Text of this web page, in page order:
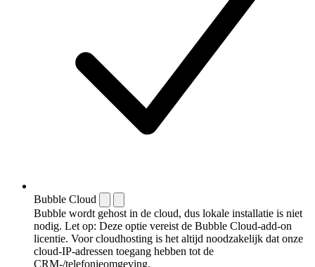
Bubble Cloud
Bubble wordt gehost in de cloud, dus lokale installatie is niet
nodig. Let op: Deze optie vereist de Bubble Cloud-add-on
licentie. Voor cloudhosting is het altijd noodzakelijk dat onze
cloud-IP-adressen toegang hebben tot de
CRM-/telefonieomgeving.